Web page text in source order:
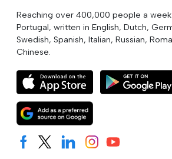
Reaching over 400,000 people a
Portugal, written in English, Dutch,
Swedish, Spanish, Italian, Russian,
Chinese.